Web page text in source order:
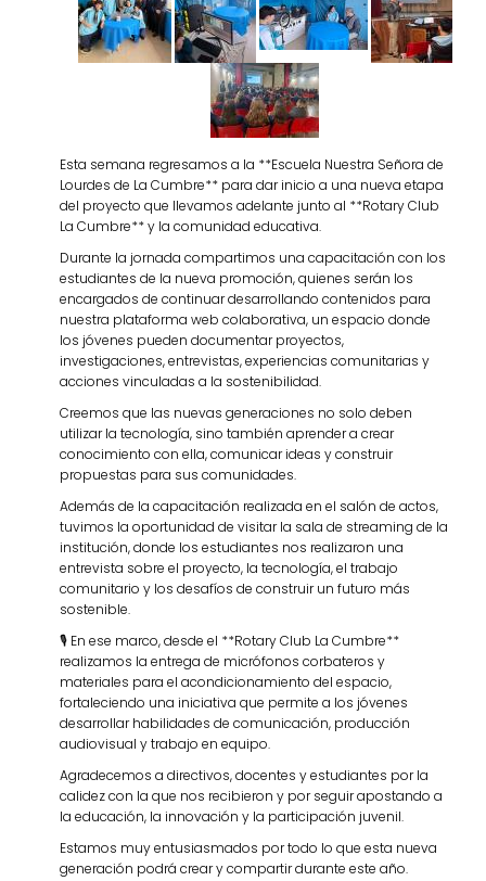
Esta semana regresamos a la **Escuela Nuestra Señora de
Lourdes de La Cumbre** para dar inicio a una nueva etapa
del proyecto que llevamos adelante junto al **Rotary Club
La Cumbre** y la comunidad educativa.
Durante la jornada compartimos una capacitación con los
estudiantes de la nueva promoción, quienes serán los
encargados de continuar desarrollando contenidos para
nuestra plataforma web colaborativa, un espacio donde
los jóvenes pueden documentar proyectos,
investigaciones, entrevistas, experiencias comunitarias y
acciones vinculadas a la sostenibilidad.
Creemos que las nuevas generaciones no solo deben
utilizar la tecnología, sino también aprender a crear
conocimiento con ella, comunicar ideas y construir
propuestas para sus comunidades.
Además de la capacitación realizada en el salón de actos,
tuvimos la oportunidad de visitar la sala de streaming de la
institución, donde los estudiantes nos realizaron una
entrevista sobre el proyecto, la tecnología, el trabajo
comunitario y los desafíos de construir un futuro más
sostenible.
🎙️ En ese marco, desde el **Rotary Club La Cumbre**
realizamos la entrega de micrófonos corbateros y
materiales para el acondicionamiento del espacio,
fortaleciendo una iniciativa que permite a los jóvenes
desarrollar habilidades de comunicación, producción
audiovisual y trabajo en equipo.
Agradecemos a directivos, docentes y estudiantes por la
calidez con la que nos recibieron y por seguir apostando a
la educación, la innovación y la participación juvenil.
Estamos muy entusiasmados por todo lo que esta nueva
generación podrá crear y compartir durante este año.